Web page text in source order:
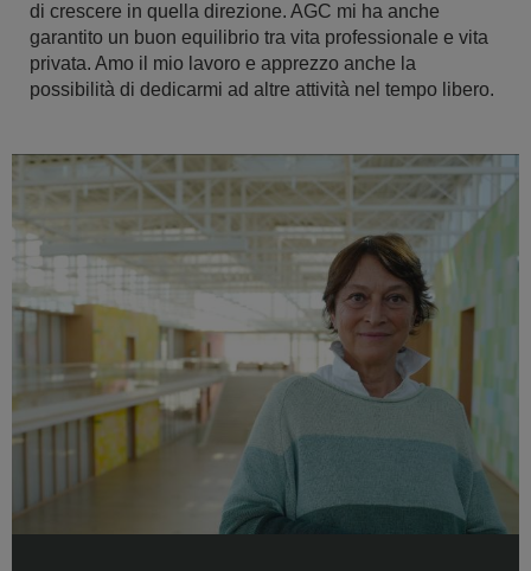
di crescere in quella direzione. AGC mi ha anche
garantito un buon equilibrio tra vita professionale e vita
privata. Amo il mio lavoro e apprezzo anche la
possibilità di dedicarmi ad altre attività nel tempo libero.